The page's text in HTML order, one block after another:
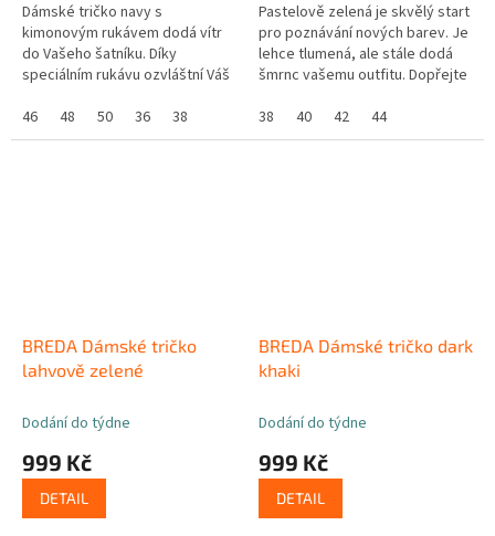
Dámské tričko navy s
kimonovým rukávem dodá vítr
do Vašeho šatníku. Díky
speciálním rukávu ozvláštní Váš
jednoduchý outfit
46 48 50 36 38
Pastelově zelená je skvělý start
pro poznávání nových barev. Je
lehce tlumená, ale stále dodá
šmrnc vašemu outfitu. Dopřejte
slušivým kouskem, na kterém...
38 40 42 44
BREDA Dámské tričko
lahvově zelené
Dodání do týdne
999 Kč
DETAIL
BREDA Dámské tričko dark
khaki
Dodání do týdne
999 Kč
DETAIL